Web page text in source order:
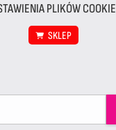
PLIKÓW COOKIE
SKLEP